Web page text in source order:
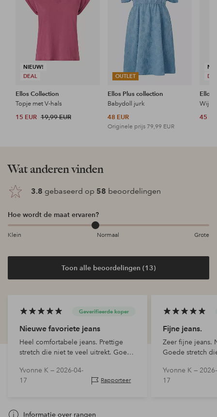
NIEUW!
DEAL
Ellos Collection
Topje met V-hals
15 EUR 19,99 EUR
OUTLET
Ellos Plus collection
Babydoll jurk
48 EUR
Originele prijs 79,99 EUR
Ellos
45
Wat anderen vinden
3.8 gebaseerd op 58 beoordelingen
Hoe wordt de maat ervaren?
Klein Normaal Grote
Toon alle beoordelingen (13)
Geverifieerde koper
Nieuwe favoriete jeans
Heel comfortabele jeans. Prettige
stretch die niet te veel uitrekt. Goede
Yvonne K — 2026-04-
17
Rapporteer
Fijne jeans.
Zeer fijne jeans.
Goede stretch
Yvonne K —
17
Informatie over rangen